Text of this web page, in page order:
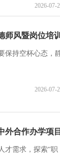
2026-07-
风暨岗位培训
保持空杯心态，
2026-07-
外合作办学项目
才需求，探索“职